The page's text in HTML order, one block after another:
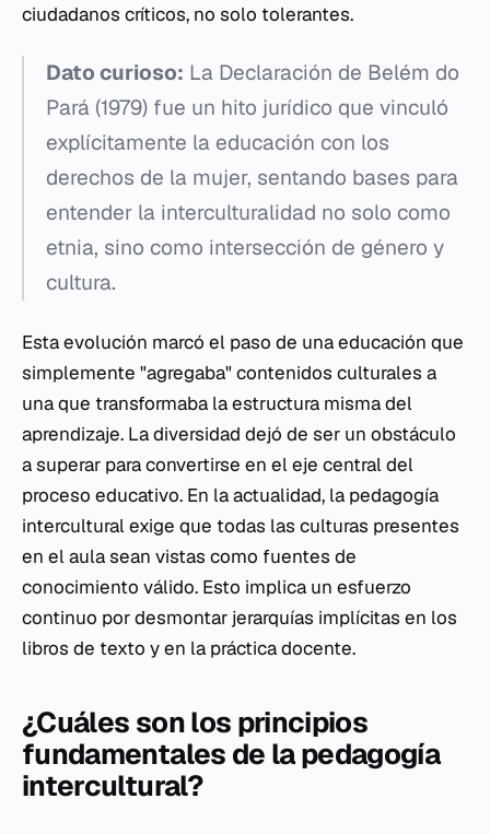
ciudadanos críticos, no solo tolerantes.
Dato curioso: La Declaración de Belém do
Pará (1979) fue un hito jurídico que vinculó
explícitamente la educación con los
derechos de la mujer, sentando bases para
entender la interculturalidad no solo como
etnia, sino como intersección de género y
cultura.
Esta evolución marcó el paso de una educación que
simplemente "agregaba" contenidos culturales a
una que transformaba la estructura misma del
aprendizaje. La diversidad dejó de ser un obstáculo
a superar para convertirse en el eje central del
proceso educativo. En la actualidad, la pedagogía
intercultural exige que todas las culturas presentes
en el aula sean vistas como fuentes de
conocimiento válido. Esto implica un esfuerzo
continuo por desmontar jerarquías implícitas en los
libros de texto y en la práctica docente.
¿Cuáles son los principios
fundamentales de la pedagogía
intercultural?